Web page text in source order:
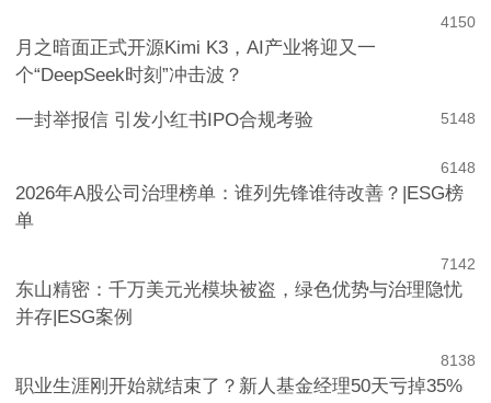
150
4
月之暗面正式开源Kimi K3，AI产业将迎又一
个“DeepSeek时刻”冲击波？
148
5
一封举报信 引发小红书IPO合规考验
148
6
2026年A股公司治理榜单：谁列先锋谁待改善？|ESG榜
单
142
7
东山精密：千万美元光模块被盗，绿色优势与治理隐忧
并存|ESG案例
138
8
职业生涯刚开始就结束了？新人基金经理50天亏掉35%